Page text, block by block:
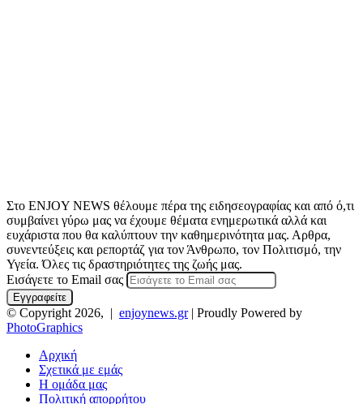
Στο ENJOY NEWS θέλουμε πέρα της ειδησεογραφίας και από ό,τι
συμβαίνει γύρω μας να έχουμε θέματα ενημερωτικά αλλά και
ευχάριστα που θα καλύπτουν την καθημερινότητα μας. Αρθρα,
συνεντεύξεις και ρεπορτάζ για τον Άνθρωπο, τον Πολιτισμό, την
Υγεία. Όλες τις δραστηριότητες της ζωής μας.
Εισάγετε το Email σας
© Copyright 2026, | enjoynews.gr| Proudly Powered by
PhotoGraphics
Αρχική
Σχετικά με εμάς
Η ομάδα μας
Πολιτική απορρήτου